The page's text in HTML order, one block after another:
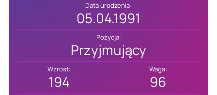
Data urodzenia:
05.04.1991
Pozycja:
Przyjmujący
Wzrost:
194
Waga:
96